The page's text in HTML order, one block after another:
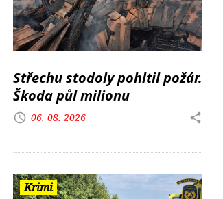
Střechu stodoly pohltil požár.
Škoda půl milionu
06. 08. 2026
Krimi